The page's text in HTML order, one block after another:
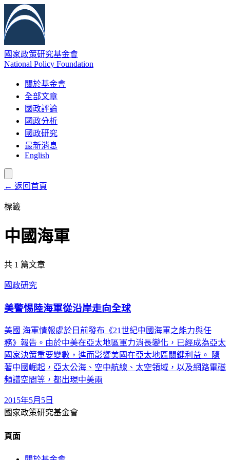
國家政策研究基金會
National Policy Foundation
關於基金會
全部文章
國政評論
國政分析
國政研究
最新消息
English
← 返回首頁
標籤
中國海軍
共 1 篇文章
國政研究
美警惕陸海軍從沿岸走向全球
美國 海軍情報處於日前發布《21世紀中國海軍之能力與任
務》報告。由於中美在亞太地區軍力消長變化，已經成為亞太
國家決策重要變數，進而影響美國在亞太地區關鍵利益。 隨
著中國崛起，亞太公海、空中航線、太空領域，以及網路電磁
頻譜空間等，都出現中美兩
2015年5月5日
國家政策研究基金會
頁面